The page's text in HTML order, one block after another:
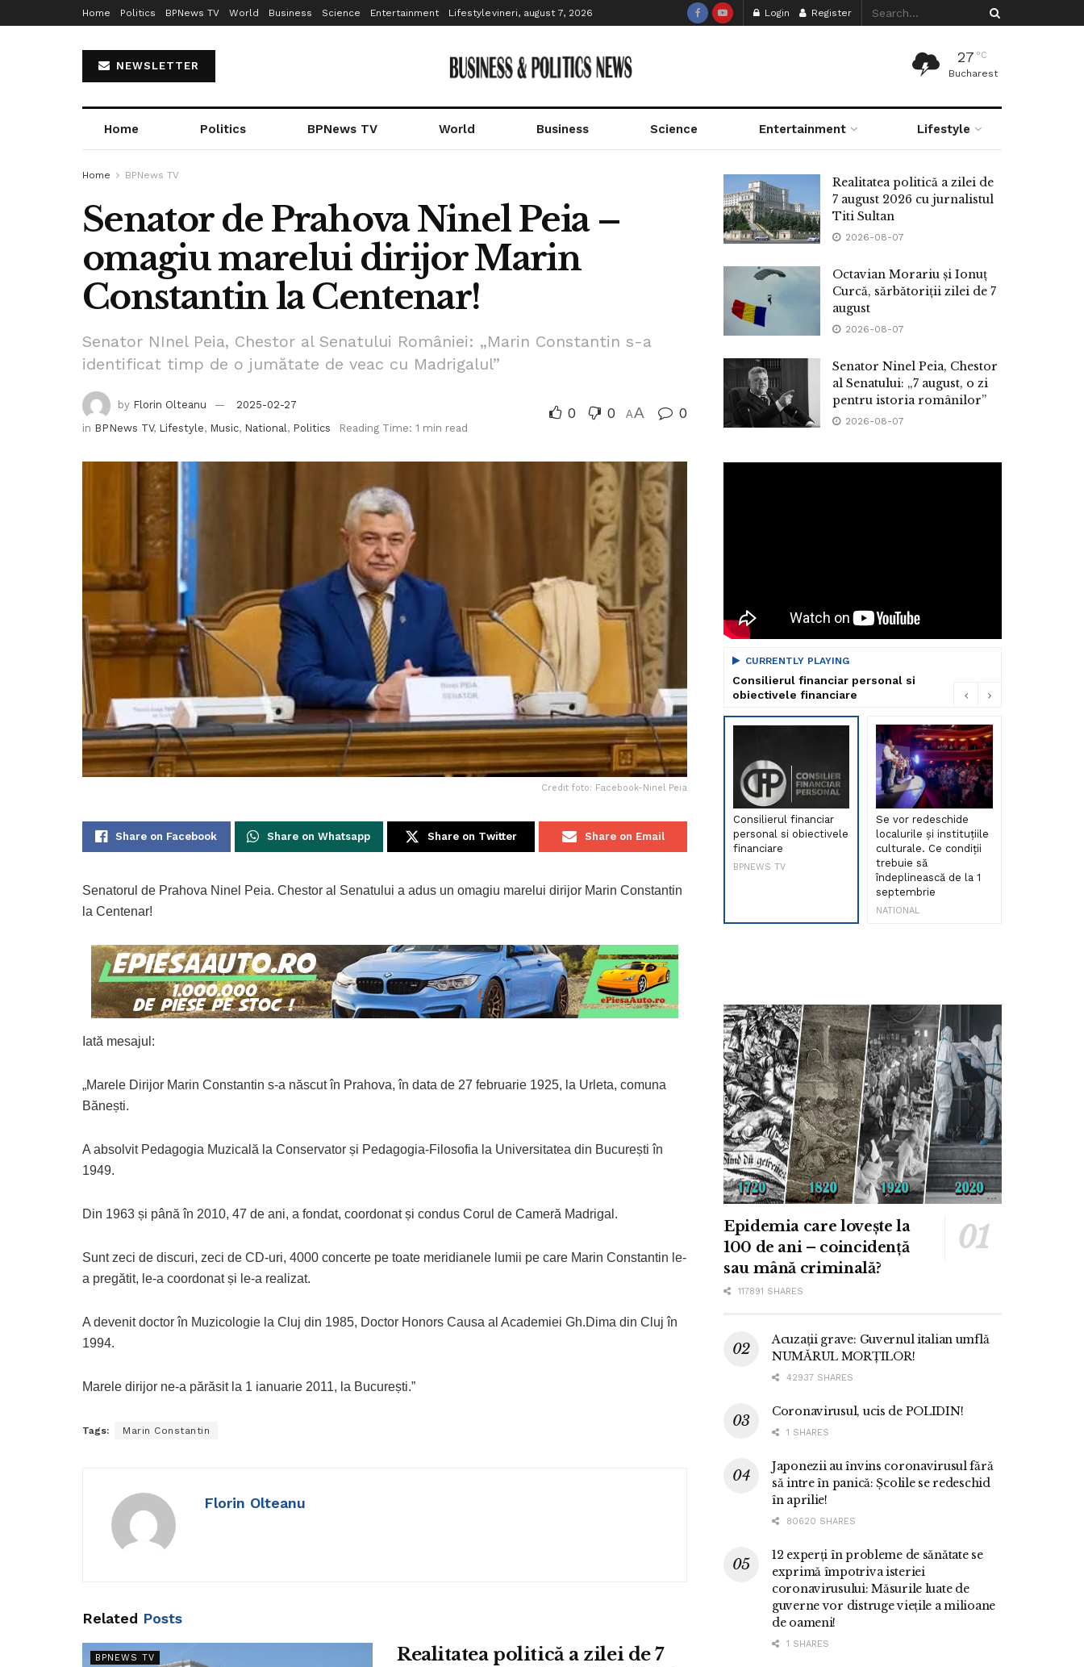
Home Politics BPNews TV World Business Science Entertainment Lifestylevineri, august 7, 2026 Login Register
NEWSLETTER
27 °C
Bucharest
Home Politics BPNews TV World Business Science Entertainment Lifestyle
Home BPNews TV
Senator de Prahova Ninel Peia –
omagiu marelui dirijor Marin
Constantin la Centenar!
Senator NInel Peia, Chestor al Senatului României: „Marin Constantin s-a
identificat timp de o jumătate de veac cu Madrigalul”
by Florin Olteanu
2025-02-27
in BPNews TV, Lifestyle, Music, National , Politics Reading Time: 1 min read
0 0 AA 0
Credit foto: Facebook-Ninel Peia
Share on Facebook Share on Whatsapp Share on Twitter Share on Email
Senatorul de Prahova Ninel Peia. Chestor al Senatului a adus un omagiu marelui dirijor Marin Constantin
la Centenar!
Iată mesajul:
„Marele Dirijor Marin Constantin s-a născut în Prahova, în data de 27 februarie 1925, la Urleta, comuna
Bănești.
A absolvit Pedagogia Muzicală la Conservator și Pedagogia-Filosofia la Universitatea din București în
1949.
Din 1963 și până în 2010, 47 de ani, a fondat, coordonat și condus Corul de Cameră Madrigal.
Sunt zeci de discuri, zeci de CD-uri, 4000 concerte pe toate meridianele lumii pe care Marin Constantin le-
a pregătit, le-a coordonat și le-a realizat.
A devenit doctor în Muzicologie la Cluj din 1985, Doctor Honors Causa al Academiei Gh.Dima din Cluj în
1994.
Marele dirijor ne-a părăsit la 1 ianuarie 2011, la București.”
Tags: Marin Constantin
Florin Olteanu
Related Posts
BPNEWS TV
Realitatea politică a zilei de 7
Realitatea politică a zilei de
7 august 2026 cu jurnalistul
Titi Sultan
2026-08-07
Octavian Morariu și Ionuț
Curcă, sărbătoriții zilei de 7
august
2026-08-07
Senator Ninel Peia, Chestor
al Senatului: „7 august, o zi
pentru istoria românilor”
2026-08-07
CURRENTLY PLAYING
Consilierul financiar personal si
obiectivele financiare
Consilierul financiar
personal si obiectivele
financiare
BPNEWS TV
Se vor redeschide
localurile și instituțiile
culturale. Ce condiții
trebuie să
îndeplinească de la 1
septembrie
NATIONAL
Epidemia care lovește la
100 de ani – coincidență
sau mână criminală?
117891 SHARES
Acuzații grave: Guvernul italian umflă
NUMĂRUL MORȚILOR!
42937 SHARES
Coronavirusul, ucis de POLIDIN!
1 SHARES
Japonezii au învins coronavirusul fără
să intre în panică: Școlile se redeschid
în aprilie!
80620 SHARES
12 experți în probleme de sănătate se
exprimă împotriva isteriei
coronavirusului: Măsurile luate de
guverne vor distruge viețile a milioane
de oameni!
1 SHARES